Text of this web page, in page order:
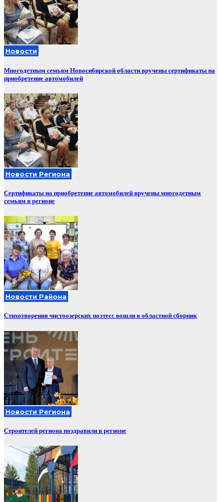
Новости
Многодетным семьям Новосибирской области вручены сертификаты на
приобретение автомобилей
Новости Региона
Сертификаты на приобретение автомобилей вручены многодетным
семьям в регионе
Новости Района
Стихотворения чистоозерских поэтесс вошли в областной сборник
Новости Региона
Строителей региона поздравили в регионе